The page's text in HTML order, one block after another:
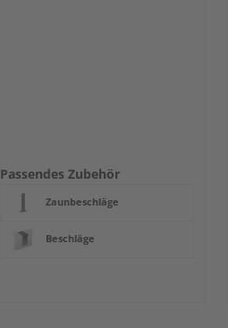
Passendes Zubehör
Zaunbeschläge
Beschläge